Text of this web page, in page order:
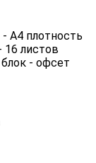
А4 плотность
16 листов
- офсет